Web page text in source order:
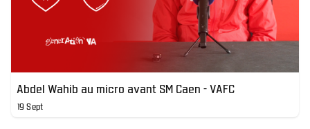
Abdel Wahib au micro avant SM Caen - VAFC
19 Sept